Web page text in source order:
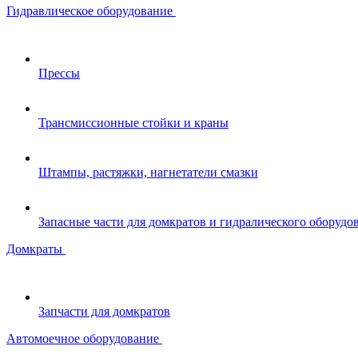
Гидравлическое оборудование
Прессы
Трансмиссионные стойки и краны
Штампы, растяжки, нагнетатели смазки
Запасные части для домкратов и гидралического
Домкраты
Запчасти для домкратов
Автомоечное оборудование